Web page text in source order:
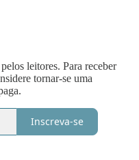
leitores. Para receber
tornar-se uma
Inscreva-se